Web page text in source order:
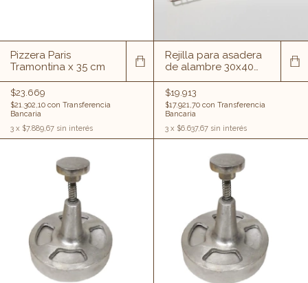
Pizzera Paris
Tramontina x 35 cm
$23.669
$21.302,10 con Transferencia
Bancaria
3 x $7.889,67 sin interés
Rejilla para asadera
de alambre 30x40
$19.913
$17.921,70 con Transferencia
Bancaria
3 x $6.637,67 sin interés